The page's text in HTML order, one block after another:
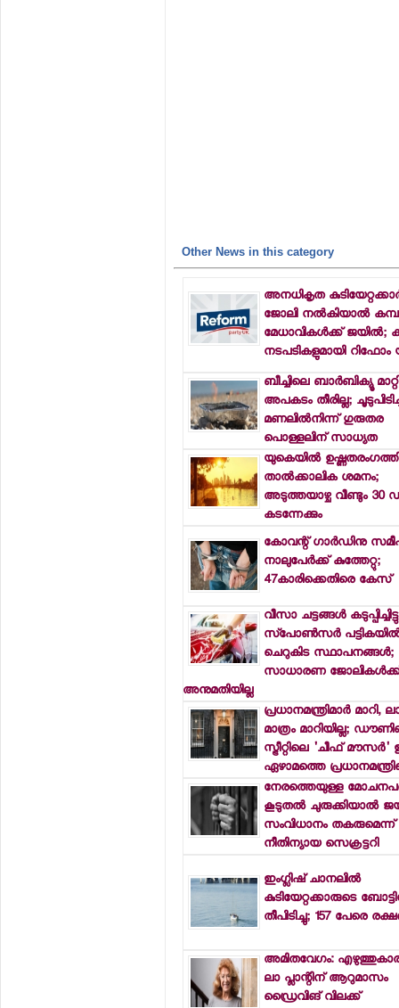
Other News in this category
അനധികൃത
ജോലി നല്‍കിയാല്‍
മേധാവികള്‍ക്ക് ജയില്‍;
നടപടികളുമായി
ബീച്ചിലെ ബാര്‍ബിക്യൂ
അപകടം തീരില്ല;
മണലില്‍നിന്ന് ഗുരുതര
പൊള്ളലിന് സാധ്യത
യുകെയില്‍
താല്‍ക്കാലിക ശമനം;
അടുത്തയാഴ്ച വീണ്ടും 30
കടന്നേക്കും
കോവന്റ് ഗാര്‍ഡിനു
നാലുപേര്‍ക്ക് കുത്തേറ്റു;
47കാരിക്കെതിരെ കേസ്
വീസാ ചട്ടങ്ങള്‍
സ്‌പോണ്‍സര്‍ പട്ടികയില്‍
ചെറുകിട സ്ഥാപനങ്ങള്‍;
സാധാരണ
അനുമതിയില്ല
പ്രധാനമന്ത്രിമാര്‍ മാറി,
മാത്രം മാറിയില്ല;
സ്ട്രീറ്റിലെ 'ചീഫ് മൗസര്‍'
ഏഴാമത്തെ
നേരത്തെയുള്ള
കൂടുതല്‍ ചുരുക്കിയാല്‍
സംവിധാനം തകരുമെന്ന്
നീതിന്യായ സെക്രട്ടറി
ഇംഗ്ലിഷ് ചാനലില്‍
കുടിയേറ്റക്കാരുടെ
തീപിടിച്ചു; 157 പേരെ
അമിതവേഗം:
ലാ പ്ലാന്റിന് ആറുമാസം
ഡ്രൈവിങ് വിലക്ക്